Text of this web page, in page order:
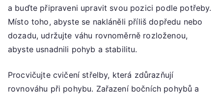
a buďte připraveni upravit svou pozici podle potřeby.
Místo toho, abyste se nakláněli příliš dopředu nebo
dozadu, udržujte váhu rovnoměrně rozloženou,
abyste usnadnili pohyb a stabilitu.
Procvičujte cvičení střelby, která zdůrazňují
rovnováhu při pohybu. Zařazení bočních pohybů a